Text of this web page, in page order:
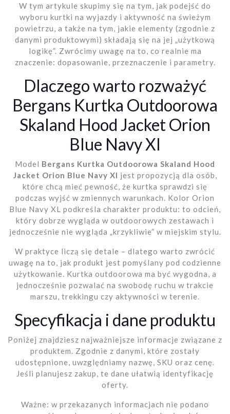
W tym artykule skupimy się na tym, jak podejść do
wyboru kurtki na wyjazdy i aktywność na świeżym
powietrzu, a także na tym, jakie elementy (zgodnie z
danymi produktowymi) składają się na jej „użytkową
logikę”. Zwrócimy uwagę na to, co realnie ma
znaczenie: dopasowanie, przeznaczenie i parametry.
Dlaczego warto rozważyć
Bergans Kurtka Outdoorowa
Skaland Hood Jacket Orion
Blue Navy Xl
Model Bergans Kurtka Outdoorowa Skaland Hood
Jacket Orion Blue Navy Xl jest propozycją dla osób,
które chcą mieć pewność, że kurtka sprawdzi się
podczas wyjść w zmiennych warunkach. Kolor Orion
Blue Navy XL podkreśla charakter produktu: to odcień,
który dobrze wygląda w outdoorowych zestawach i
jednocześnie nie wygląda „krzykliwie” w miejskim stylu.
W praktyce liczą się detale – dlatego warto zwrócić
uwagę na to, jak produkt jest pomyślany pod codzienne
użytkowanie. Kurtka outdoorowa ma być wygodna, a
jednocześnie pozwalać na swobodę ruchu w trakcie
marszu, trekkingu czy aktywności w terenie.
Specyfikacja i dane produktu
Poniżej znajdziesz najważniejsze informacje związane z
produktem. Zgodnie z danymi, które zostały
udostępnione, uwzględniamy nazwę, SKU oraz cenę.
Jeśli planujesz zakup, te dane ułatwią identyfikację
oferty.
Ważne: w przekazanych informacjach nie podano